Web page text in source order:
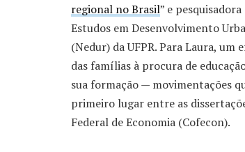
regional no Brasil” e
Estudos em Desenvolvimento
(Nedur) da UFPR. Para Laura,
das famílias à procura de
sua formação — movimentações
primeiro lugar entre as
Federal de Economia (Cofecon).